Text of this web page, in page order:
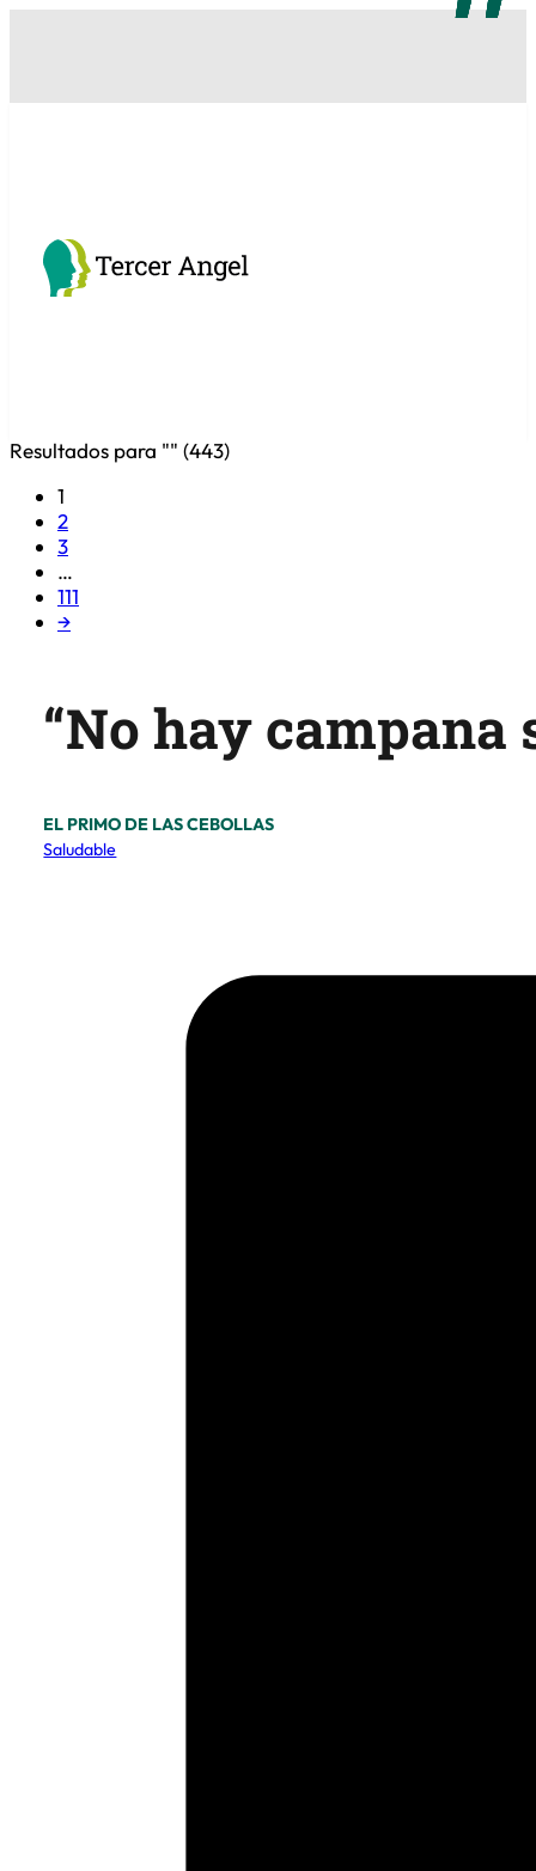
Resultados para "" (443)
1
2
3
…
111
→
“No hay campana
EL PRIMO DE LAS CEBOLLAS
Saludable